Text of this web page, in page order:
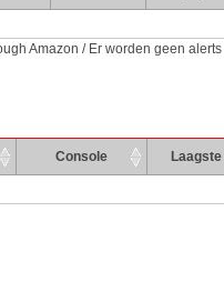
Amazon / Er worden geen
Console